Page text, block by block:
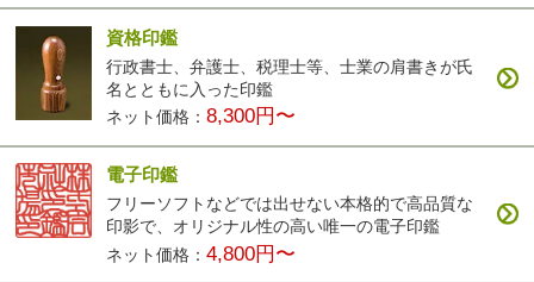
資格印鑑
行政書士、弁護士、税理士等、士業の肩書きが氏
名とともに入った印鑑
ネット価格：8,300円〜
電子印鑑
フリーソフトなどでは出せない本格的で高品質な
印影で、オリジナル性の高い唯一の電子印鑑
ネット価格：4,800円〜